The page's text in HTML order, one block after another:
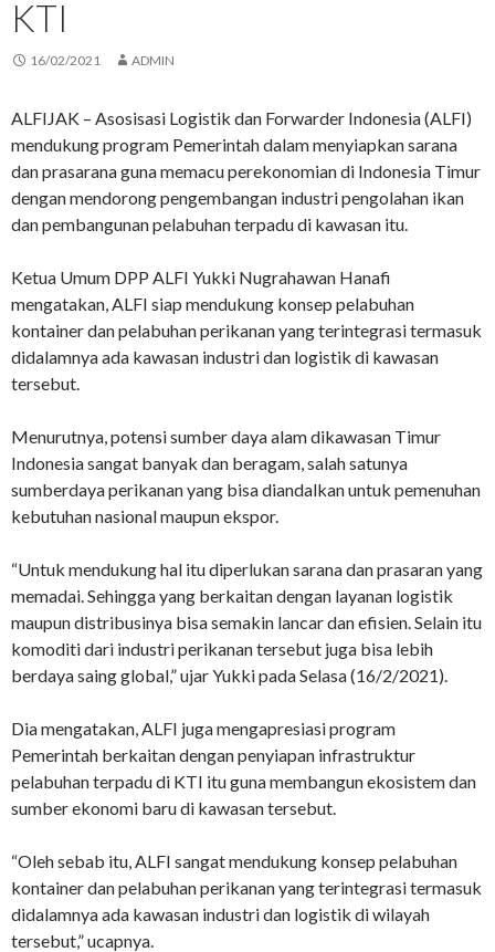
KTI
16/02/2021 ADMIN
ALFIJAK – Asosisasi Logistik dan Forwarder Indonesia (ALFI)
mendukung program Pemerintah dalam menyiapkan sarana
dan prasarana guna memacu perekonomian di Indonesia Timur
dengan mendorong pengembangan industri pengolahan ikan
dan pembangunan pelabuhan terpadu di kawasan itu.
Ketua Umum DPP ALFI Yukki Nugrahawan Hanafi
mengatakan, ALFI siap mendukung konsep pelabuhan
kontainer dan pelabuhan perikanan yang terintegrasi termasuk
didalamnya ada kawasan industri dan logistik di kawasan
tersebut.
Menurutnya, potensi sumber daya alam dikawasan Timur
Indonesia sangat banyak dan beragam, salah satunya
sumberdaya perikanan yang bisa diandalkan untuk pemenuhan
kebutuhan nasional maupun ekspor.
“Untuk mendukung hal itu diperlukan sarana dan prasaran yang
memadai. Sehingga yang berkaitan dengan layanan logistik
maupun distribusinya bisa semakin lancar dan efisien. Selain itu
komoditi dari industri perikanan tersebut juga bisa lebih
berdaya saing global,” ujar Yukki pada Selasa (16/2/2021).
Dia mengatakan, ALFI juga mengapresiasi program
Pemerintah berkaitan dengan penyiapan infrastruktur
pelabuhan terpadu di KTI itu guna membangun ekosistem dan
sumber ekonomi baru di kawasan tersebut.
“Oleh sebab itu, ALFI sangat mendukung konsep pelabuhan
kontainer dan pelabuhan perikanan yang terintegrasi termasuk
didalamnya ada kawasan industri dan logistik di wilayah
tersebut,” ucapnya.